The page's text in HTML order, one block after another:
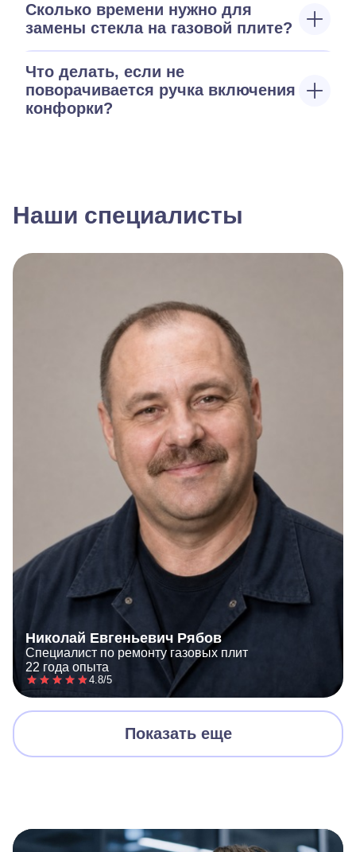
Сколько времени нужно для
замены стекла на газовой плите?
Что делать, если не
поворачивается ручка включения
конфорки?
Наши специалисты
Николай Евгеньевич Рябов
Специалист по ремонту газовых плит
22 года опыта
4.8/5
Показать еще